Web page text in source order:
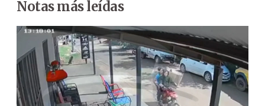
Notas más leídas